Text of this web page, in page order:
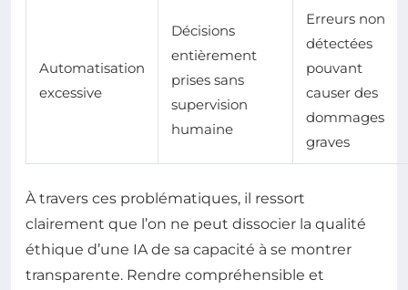
Automatisation
excessive
Décisions
entièrement
prises sans
supervision
humaine
Erreurs non
détectées
pouvant
causer des
dommages
graves
À travers ces problématiques, il ressort
clairement que l’on ne peut dissocier la qualité
éthique d’une IA de sa capacité à se montrer
transparente. Rendre compréhensible et